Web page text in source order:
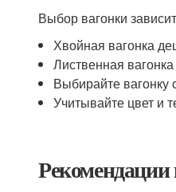
Выбор вагонки
Хвойная вагонка
Лиственная
Выбирайте вагонку
Учитывайте цвет и
Рекомендации